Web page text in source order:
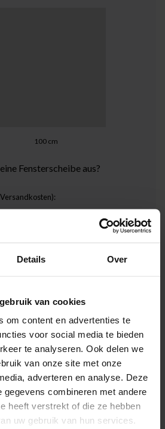
Details Over
van cookies
om content en advertenties te
voor social media te bieden
te analyseren. Ook delen we
van onze site met onze
adverteren en analyse. Deze
gegevens combineren met andere
heeft verstrekt of die ze hebben
uw gebruik van hun services.
100 cm
Fensterscheibe aus?
SicherMontieren Garantie
In den Warenkorb
Qualität
Neem contact met ons op